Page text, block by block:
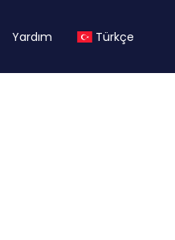
Yardım Türkçe